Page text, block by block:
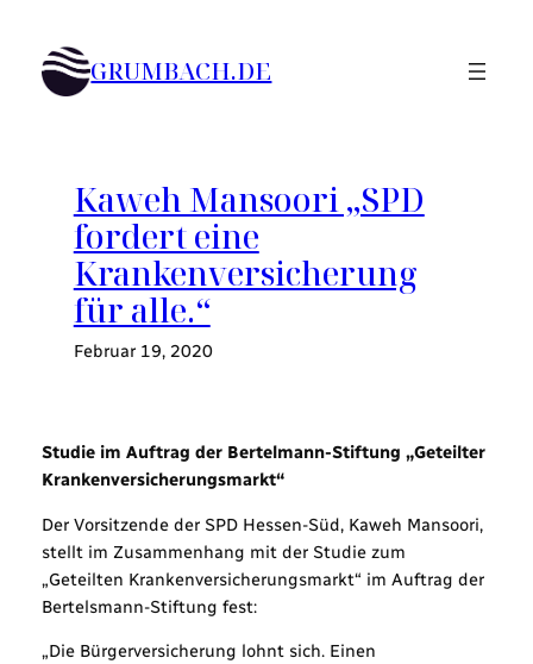
Inhalt
springen GRUMBACH.DE
Kaweh Mansoori „SPD
fordert eine
Krankenversicherung
für alle.“
Februar 19, 2020
Studie im Auftrag der Bertelmann-Stiftung „Geteilter
Krankenversicherungsmarkt“
Der Vorsitzende der SPD Hessen-Süd, Kaweh Mansoori,
stellt im Zusammenhang mit der Studie zum
„Geteilten Krankenversicherungsmarkt“ im Auftrag der
Bertelsmann-Stiftung fest:
„Die Bürgerversicherung lohnt sich. Einen